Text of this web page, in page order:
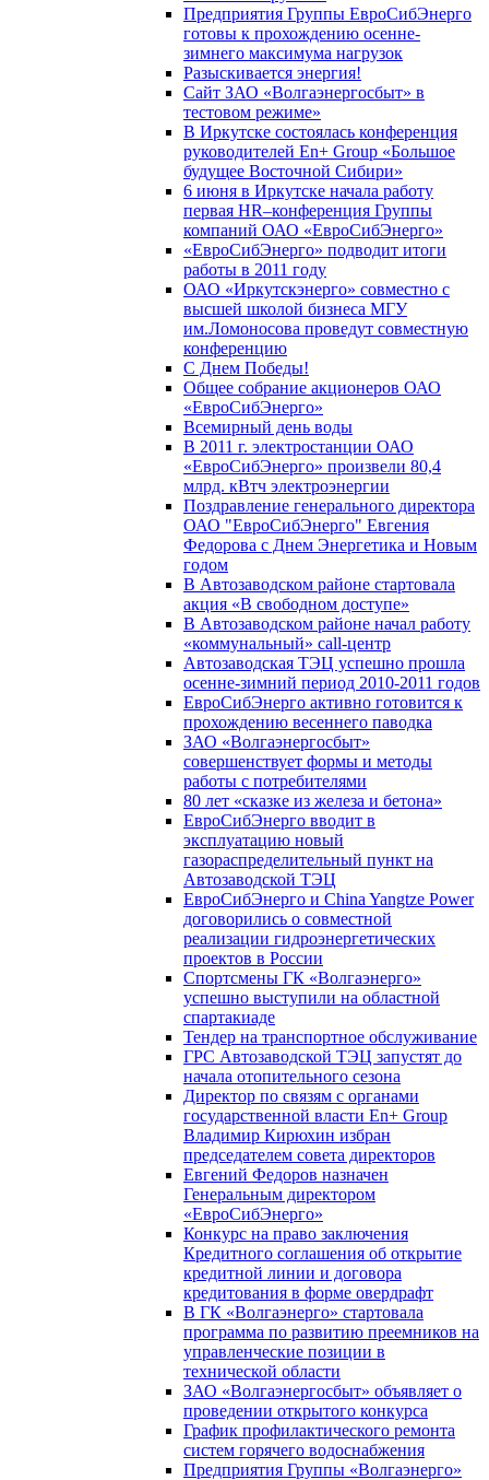
Предприятия Группы ЕвроСибЭнерго
готовы к прохождению осенне-
зимнего максимума нагрузок
Разыскивается энергия!
Сайт ЗАО «Волгаэнергосбыт» в
тестовом режиме»
В Иркутске состоялась конференция
руководителей En+ Group «Большое
будущее Восточной Сибири»
6 июня в Иркутске начала работу
первая HR–конференция Группы
компаний ОАО «ЕвроСибЭнерго»
«ЕвроСибЭнерго» подводит итоги
работы в 2011 году
ОАО «Иркутскэнерго» совместно с
высшей школой бизнеса МГУ
им.Ломоносова проведут совместную
конференцию
С Днем Победы!
Общее собрание акционеров ОАО
«ЕвроСибЭнерго»
Всемирный день воды
В 2011 г. электростанции ОАО
«ЕвроСибЭнерго» произвели 80,4
млрд. кВтч электроэнергии
Поздравление генерального директора
ОАО "ЕвроСибЭнерго" Евгения
Федорова с Днем Энергетика и Новым
годом
В Автозаводском районе стартовала
акция «В свободном доступе»
В Автозаводском районе начал работу
«коммунальный» call-центр
Автозаводская ТЭЦ успешно прошла
осенне-зимний период 2010-2011 годов
ЕвроСибЭнерго активно готовится к
прохождению весеннего паводка
ЗАО «Волгаэнергосбыт»
совершенствует формы и методы
работы с потребителями
80 лет «сказке из железа и бетона»
ЕвроСибЭнерго вводит в
эксплуатацию новый
газораспределительный пункт на
Автозаводской ТЭЦ
ЕвроСибЭнерго и China Yangtze Power
договорились о совместной
реализации гидроэнергетических
проектов в России
Спортсмены ГК «Волгаэнерго»
успешно выступили на областной
спартакиаде
Тендер на транспортное обслуживание
ГРС Автозаводской ТЭЦ запустят до
начала отопительного сезона
Директор по связям с органами
государственной власти En+ Group
Владимир Кирюхин избран
председателем совета директоров
Евгений Федоров назначен
Генеральным директором
«ЕвроСибЭнерго»
Конкурс на право заключения
Кредитного соглашения об открытие
кредитной линии и договора
кредитования в форме овердрафт
В ГК «Волгаэнерго» стартовала
программа по развитию преемников на
управленческие позиции в
технической области
ЗАО «Волгаэнергосбыт» объявляет о
проведении открытого конкурса
График профилактического ремонта
систем горячего водоснабжения
Предприятия Группы «Волгаэнерго»